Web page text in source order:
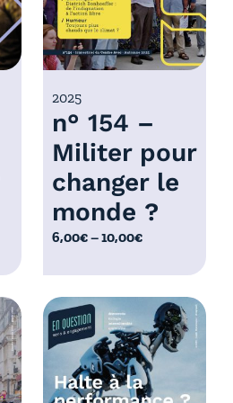
:
6
,
0
0
à
1
,
0
n° 154 –
Militer pour
changer le
monde ?
2025
6,00€–10,00€
P
a
g
e
d
p